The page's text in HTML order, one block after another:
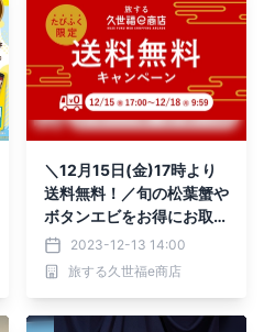
＼12月15日(金)17時より
送料無料！／旬の松葉蟹や
ボタンエビをお得にお取り
寄せ！【旅する久世福e商
店】
2023-12-13 14:00
旅する久世福e商店